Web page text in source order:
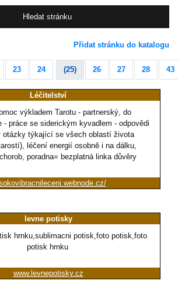
Přidat stránku do katalogu
23 24 (25) 26 27 28 43
Léčitelství
výkladem Tarotu - partnerský, do
- práce se siderickým kyvadlem - odpovědi
otázky týkající se všech oblastí života
léčení energií osobně i na dálku,
poradna= bezplatná linka důvěry
levne potisky
hrnku,sublimacni potisk,foto potisk,foto
potisk hrnku
www.levnepotisky.cz